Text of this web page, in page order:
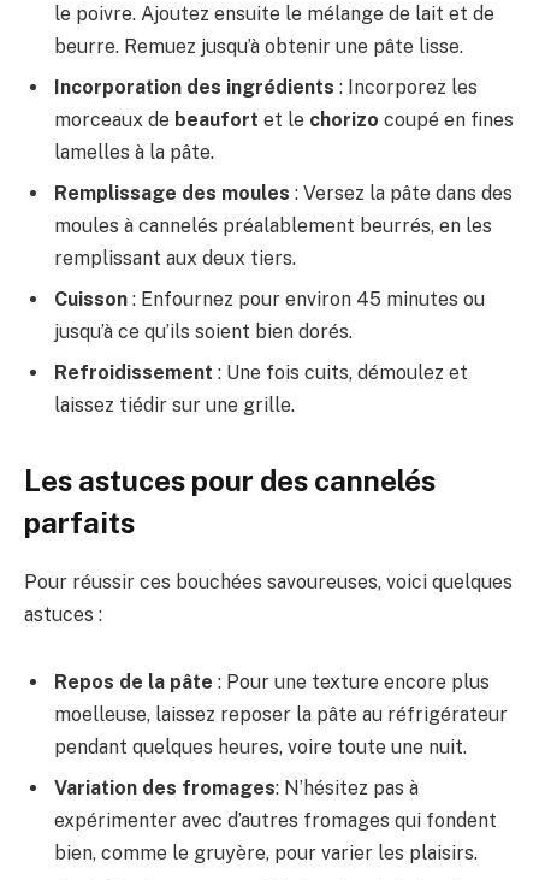
le poivre. Ajoutez ensuite le mélange de lait et de
beurre. Remuez jusqu’à obtenir une pâte lisse.
Incorporation des ingrédients : Incorporez les
morceaux de beaufort et le chorizo coupé en fines
lamelles à la pâte.
Remplissage des moules : Versez la pâte dans des
moules à cannelés préalablement beurrés, en les
remplissant aux deux tiers.
Cuisson : Enfournez pour environ 45 minutes ou
jusqu’à ce qu’ils soient bien dorés.
Refroidissement : Une fois cuits, démoulez et
laissez tiédir sur une grille.
Les astuces pour des cannelés
parfaits
Pour réussir ces bouchées savoureuses, voici quelques
astuces :
Repos de la pâte : Pour une texture encore plus
moelleuse, laissez reposer la pâte au réfrigérateur
pendant quelques heures, voire toute une nuit.
Variation des fromages: N’hésitez pas à
expérimenter avec d’autres fromages qui fondent
bien, comme le gruyère, pour varier les plaisirs.